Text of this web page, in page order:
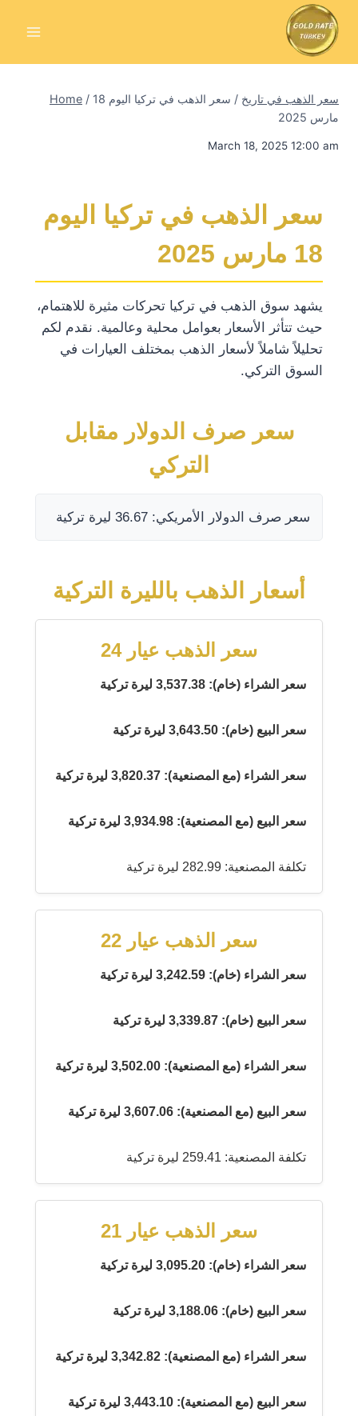
Home / سعر الذهب في تاريخ /
سعر الذهب في تركيا اليوم 18
مارس 2025
March 18, 2025 12:00 am
سعر الذهب في تركيا اليوم
18 مارس 2025
يشهد سوق الذهب في تركيا تحركات مثيرة للاهتمام،
حيث تتأثر الأسعار بعوامل محلية وعالمية. نقدم لكم
تحليلاً شاملاً لأسعار الذهب بمختلف العيارات في
السوق التركي.
سعر صرف الدولار مقابل
التركي
سعر صرف الدولار الأمريكي: 36.67 ليرة تركية
أسعار الذهب بالليرة التركية
سعر الذهب عيار 24
سعر الشراء (خام): 3,537.38 ليرة تركية
سعر البيع (خام): 3,643.50 ليرة تركية
سعر الشراء (مع المصنعية): 3,820.37 ليرة تركية
سعر البيع (مع المصنعية): 3,934.98 ليرة تركية
تكلفة المصنعية: 282.99 ليرة تركية
سعر الذهب عيار 22
سعر الشراء (خام): 3,242.59 ليرة تركية
سعر البيع (خام): 3,339.87 ليرة تركية
سعر الشراء (مع المصنعية): 3,502.00 ليرة تركية
سعر البيع (مع المصنعية): 3,607.06 ليرة تركية
تكلفة المصنعية: 259.41 ليرة تركية
سعر الذهب عيار 21
سعر الشراء (خام): 3,095.20 ليرة تركية
سعر البيع (خام): 3,188.06 ليرة تركية
سعر الشراء (مع المصنعية): 3,342.82 ليرة تركية
سعر البيع (مع المصنعية): 3,443.10 ليرة تركية